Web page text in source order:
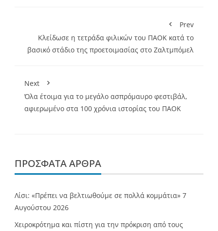
Prev
Κλείδωσε η τετράδα φιλικών του ΠΑΟΚ κατά το
βασικό στάδιο της προετοιμασίας στο Ζαλτμπόμελ
Next
Όλα έτοιμα για το μεγάλο ασπρόμαυρο φεστιβάλ,
αφιερωμένο στα 100 χρόνια ιστορίας του ΠΑΟΚ
ΠΡΌΣΦΑΤΑ ΆΡΘΡΑ
Λίσι: «Πρέπει να βελτιωθούμε σε πολλά κομμάτια» 7
Αυγούστου 2026
Χειροκρότημα και πίστη για την πρόκριση από τους